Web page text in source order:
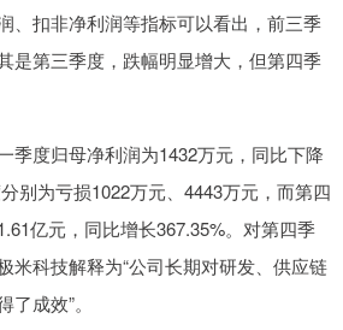
、扣非净利润等指标可以看出，前三季
是第三季度，跌幅明显增大，但第四季
季度归母净利润为1432万元，同比下降
别为亏损1022万元、4443万元，而第四
亿元，同比增长367.35%。对第四季
米科技解释为“公司长期对研发、供应链
成效”。